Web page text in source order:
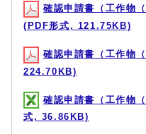
確認申請書（工作物
(PDF形式, 121.75KB)
確認申請書（工作物
224.70KB)
確認申請書（工作物
式, 36.86KB)